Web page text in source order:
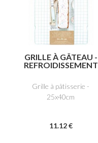
GRILLE À GÂTEAU -
REFROIDISSEMENT
Grille à pâtisserie -
25x40cm
11.12 €